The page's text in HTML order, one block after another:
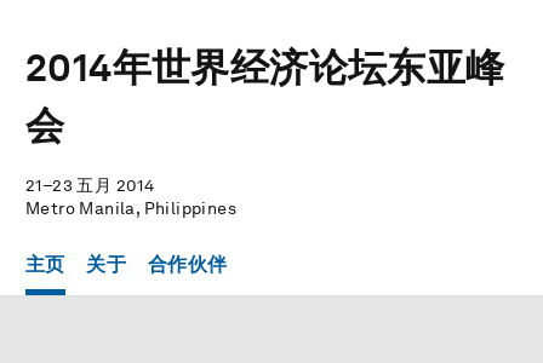
2014年世界经济论坛东亚峰
会
21–23 五月 2014
Metro Manila, Philippines
主页 关于 合作伙伴